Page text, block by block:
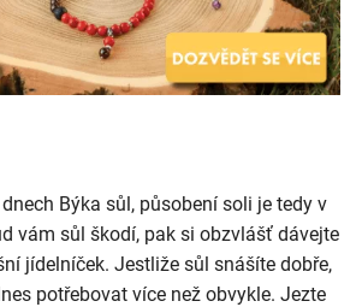
Býka sůl, působení soli je tedy v
vám sůl škodí, pak si obzvlášť dávejte
jídelníček. Jestliže sůl snášíte dobře,
potřebovat více než obvykle. Jezte